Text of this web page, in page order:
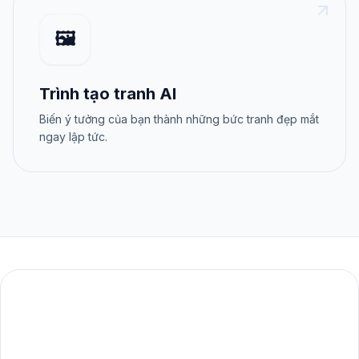
🖼️
Trình tạo tranh AI
Biến ý tưởng của bạn thành những bức tranh đẹp mắt
ngay lập tức.